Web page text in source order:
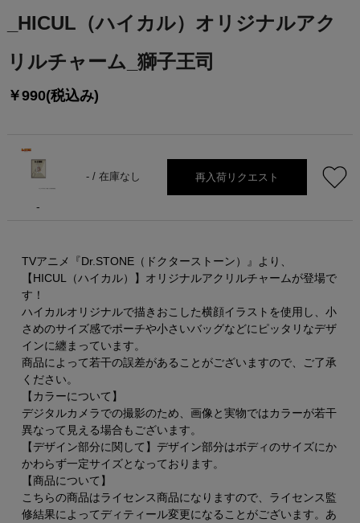
_HICUL（ハイカル）オリジナルアク
リルチャーム_獅子王司
￥990(税込み)
-
- /在庫なし 再入荷リクエスト
TVアニメ『Dr.STONE（ドクターストーン）』より、
【HICUL（ハイカル）】オリジナルアクリルチャームが登場で
す！
ハイカルオリジナルで描きおこした横顔イラストを使用し、小
さめのサイズ感でポーチや小さいバッグなどにピッタリなデザ
インに纏まっています。
商品によって若干の誤差があることがございますので、ご了承
ください。
【カラーについて】
デジタルカメラでの撮影のため、画像と実物ではカラーが若干
異なって見える場合もございます。
【デザイン部分に関して】デザイン部分はボディのサイズにか
かわらず一定サイズとなっております。
【商品について】
こちらの商品はライセンス商品になりますので、ライセンス監
修結果によってディティール変更になることがございます。あ